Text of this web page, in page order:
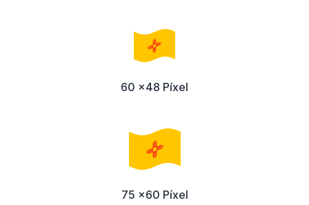
60 x48 Píxel
75 x60 Píxel